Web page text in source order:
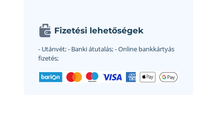
Fizetési lehetőségek
- Utánvét;- Banki átutalás;- Online bankkártyás
fizetés;